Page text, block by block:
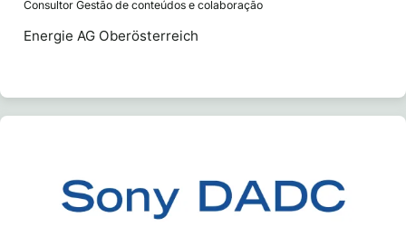
Consultor Gestão de conteúdos e colaboração
Energie AG Oberösterreich